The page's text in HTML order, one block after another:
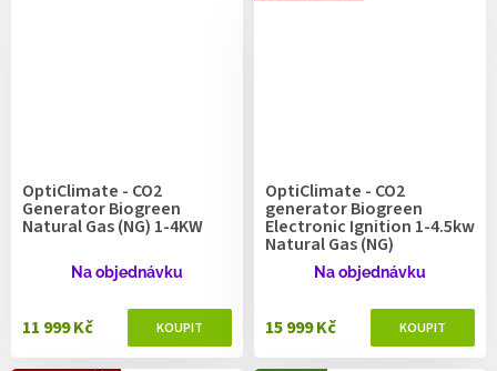
OptiClimate - CO2
Generator Biogreen
Natural Gas (NG) 1-4KW
Na objednávku
11 999 Kč
OptiClimate - CO2
generator Biogreen
Electronic Ignition 1-4.5kw
Natural Gas (NG)
Na objednávku
15 999 Kč